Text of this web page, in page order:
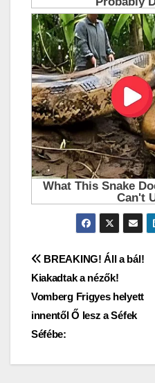
Bejegyzés
navigáció
BREAKING! Áll a bál!
Kiakadtak a nézők!
Vomberg Frigyes helyett
innentől Ő lesz a Séfek
Séfébe: